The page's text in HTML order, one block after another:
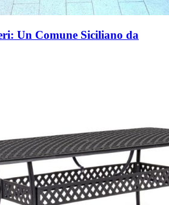
Un Comune Siciliano da